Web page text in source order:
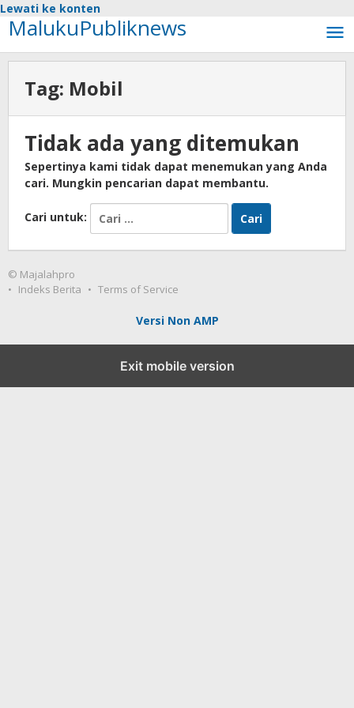
Lewati ke konten
MalukuPubliknews
Tag: Mobil
Tidak ada yang ditemukan
Sepertinya kami tidak dapat menemukan yang Anda
cari. Mungkin pencarian dapat membantu.
Cari untuk:
© Majalahpro
Indeks Berita
Terms of Service
Versi Non AMP
Exit mobile version